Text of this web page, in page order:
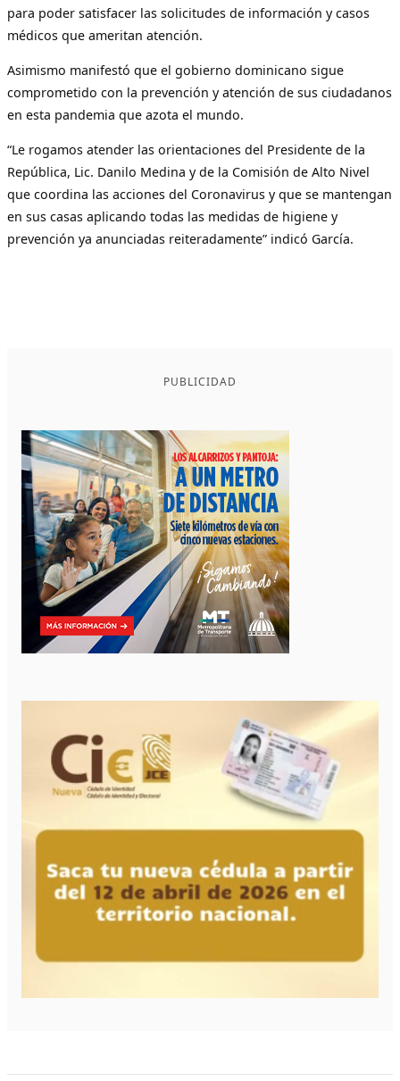
para poder satisfacer las solicitudes de información y casos
médicos que ameritan atención.
Asimismo manifestó que el gobierno dominicano sigue
comprometido con la prevención y atención de sus ciudadanos
en esta pandemia que azota el mundo.
“Le rogamos atender las orientaciones del Presidente de la
República, Lic. Danilo Medina y de la Comisión de Alto Nivel
que coordina las acciones del Coronavirus y que se mantengan
en sus casas aplicando todas las medidas de higiene y
prevención ya anunciadas reiteradamente” indicó García.
PUBLICIDAD